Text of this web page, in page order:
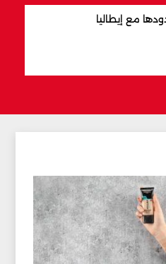
مع إيطاليا